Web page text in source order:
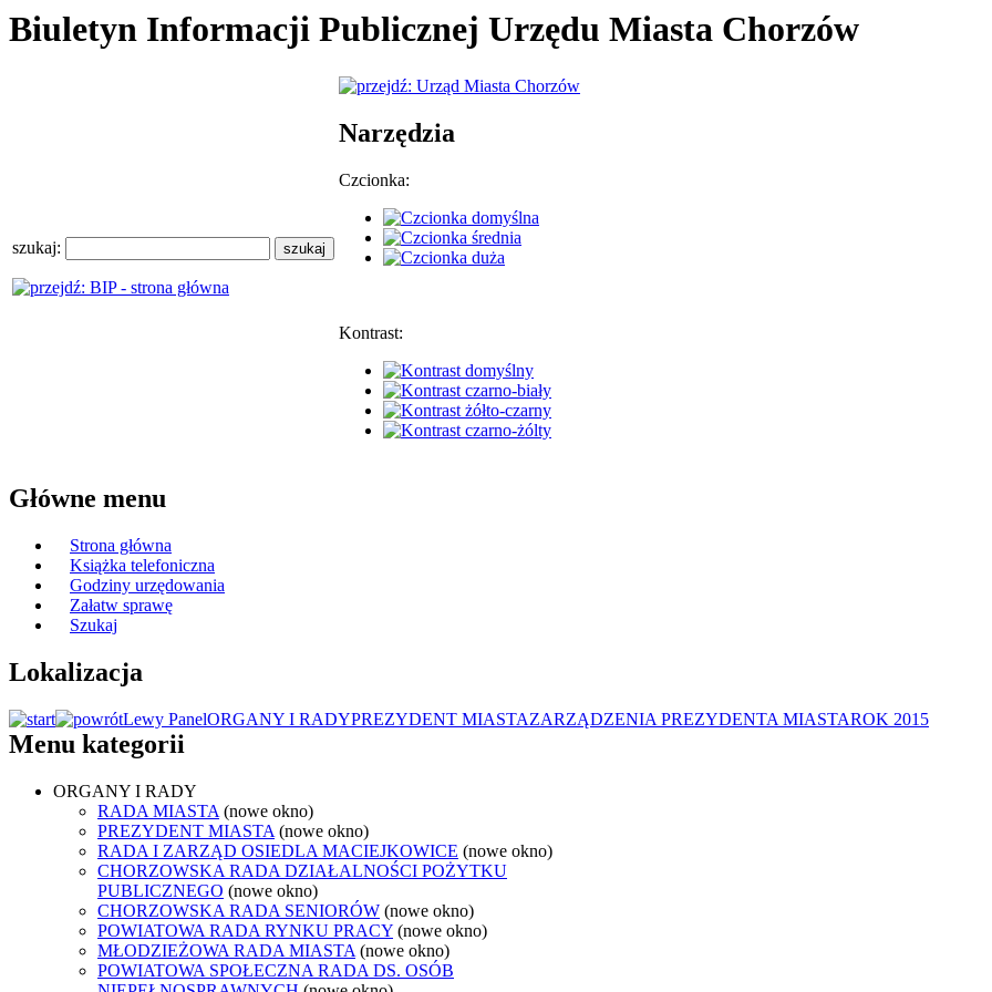
Biuletyn Informacji Publicznej Urzędu Miasta Chorzów
szukaj:
Narzędzia
Czcionka:
Kontrast:
Główne menu
Strona główna
Książka telefoniczna
Godziny urzędowania
Załatw sprawę
Szukaj
Lokalizacja
Lewy PanelORGANY I RADYPREZYDENT MIASTAZARZĄDZENIA PREZYDENTA MIASTAROK 2015
Menu kategorii
ORGANY I RADY
RADA MIASTA (nowe okno)
PREZYDENT MIASTA (nowe okno)
RADA I ZARZĄD OSIEDLA MACIEJKOWICE (nowe okno)
CHORZOWSKA RADA DZIAŁALNOŚCI POŻYTKU
PUBLICZNEGO (nowe okno)
CHORZOWSKA RADA SENIORÓW (nowe okno)
POWIATOWA RADA RYNKU PRACY (nowe okno)
MŁODZIEŻOWA RADA MIASTA (nowe okno)
POWIATOWA SPOŁECZNA RADA DS. OSÓB